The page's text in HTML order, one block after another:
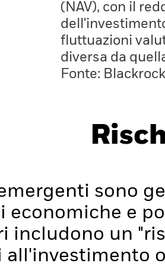
(NAV), con il
fluttuazioni
diversa da
Fonte: Blackrock
sono
economiche e
includono un
all'investimento